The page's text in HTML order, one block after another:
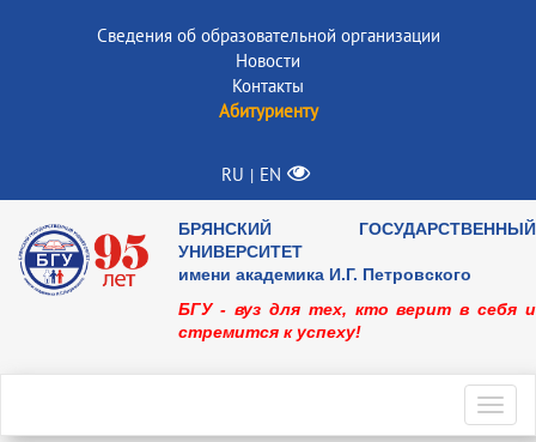
Сведения об образовательной организации
Новости
Контакты
Абитуриенту
RU | EN
БРЯНСКИЙ ГОСУДАРСТВЕННЫЙ
УНИВЕРСИТЕТ
имени академика И.Г. Петровского
БГУ - вуз для тех, кто верит в себя и
стремится к успеху!